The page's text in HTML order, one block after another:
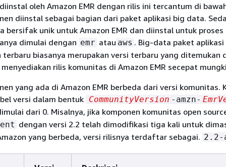
oleh Amazon EMR dengan rilis ini tercantum di
diinstal sebagai bagian dari paket aplikasi big data.
bersifak unik untuk Amazon EMR dan diinstal untuk
dimulai dengan emr atau aws . Big-data paket
terbaru biasanya merupakan versi terbaru yang ditemukan
rilis komunitas di Amazon EMR secepat
yang ada di Amazon EMR berbeda dari versi komunitas.
versi dalam bentuk CommunityVersion -amzn-
dari 0. Misalnya, jika komponen komunitas open
dengan versi 2.2 telah dimodifikasi tiga kali untuk
yang berbeda, versi rilisnya terdaftar sebagai. 2.2-